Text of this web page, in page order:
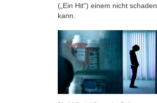
(„Ein Hit“) einem nicht schaden
kann.